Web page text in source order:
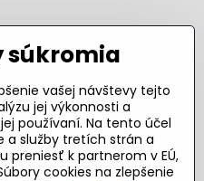
Fungujeme len
súkromia
vašej návštevy tejto
jej výkonnosti a
používaní. Na tento účel
a služby tretích strán a
preniesť k partnerom v EÚ,
cookies na zlepšenie